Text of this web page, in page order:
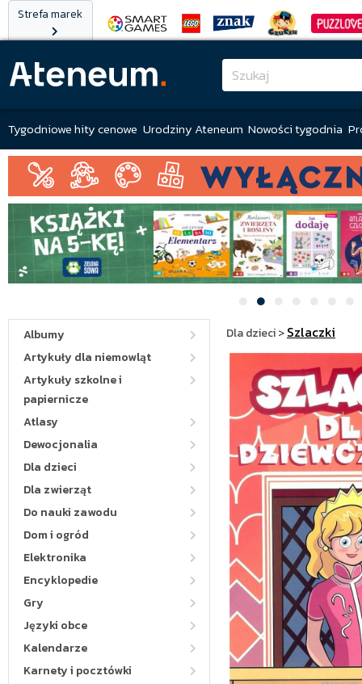
Strefa marek
Tygodniowe hity cenowe Urodziny Ateneum Nowości tygodnia
Albumy
Artykuły dla niemowląt
Artykuły szkolne i
papiernicze
Atlasy
Dewocjonalia
Dla dzieci
Dla zwierząt
Do nauki zawodu
Dom i ogród
Elektronika
Encyklopedie
Gry
Języki obce
Kalendarze
Karnety i pocztówki
Dla dzieci>Szlaczki